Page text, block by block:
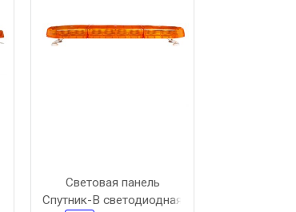
Световая панель
Спутник-В светодиодная